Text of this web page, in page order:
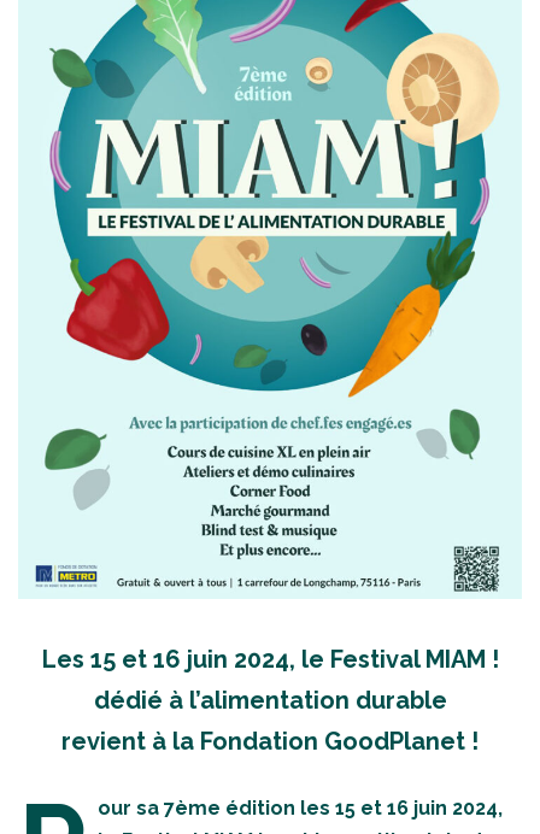
Les 15 et 16 juin 2024, le Festival MIAM !
dédié à l’alimentation durable
revient à la Fondation GoodPlanet !
our sa 7ème édition les 15 et 16 juin 2024,